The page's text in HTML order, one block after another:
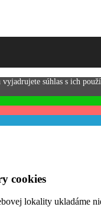
súhlas s ich
cookies
lokality ukladáme